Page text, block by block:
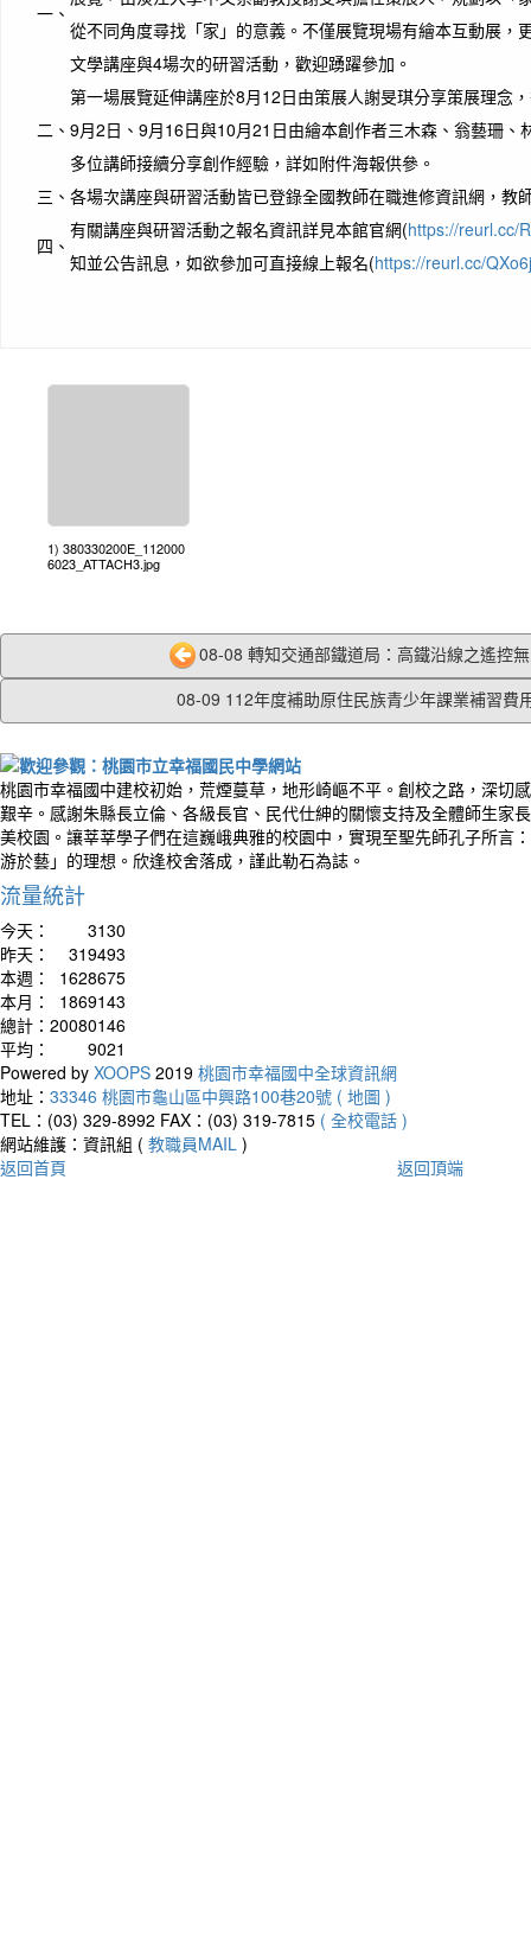
一、
從不同角度尋找「家」的意義。不僅展覽現場有繪本互動展，
文學講座與4場次的研習活動，歡迎踴躍參加。
二、
第一場展覽延伸講座於8月12日由策展人謝旻琪分享策展理念
9月2日、9月16日與10月21日由繪本創作者三木森、翁藝珊、
多位講師接續分享創作經驗，詳如附件海報供參。
三、 各場次講座與研習活動皆已登錄全國教師在職進修資訊網，教
四、
有關講座與研習活動之報名資訊詳見本館官網(https://reurl.cc/
知並公告訊息，如欲參加可直接線上報名(https://reurl.cc/
1) 380330200E_112000
6023_ATTACH3.jpg
08-08 轉知交通部鐵道局：高鐵沿線之遙控
08-09 112年度補助原住民族青少年課業補習費
桃園市幸福國中建校初始，荒煙蔓草，地形崎嶇不平。創校之路，深切
艱辛。感謝朱縣長立倫、各級長官、民代仕紳的關懷支持及全體師生家
美校園。讓莘莘學子們在這巍峨典雅的校園中，實現至聖先師孔子所言
游於藝」的理想。欣逢校舍落成，謹此勒石為誌。
流量統計
今天：
3130
昨天：
319493
本週：
1628675
本月：
1869143
總計： 20080146
平均：
9021
Powered by XOOPS 2019 桃園市幸福國中全球資訊網
地址： 33346 桃園市龜山區中興路100巷20號 ( 地圖 )
TEL：(03) 329-8992 FAX：(03) 319-7815 ( 全校電話 )
網站維護：資訊組 ( 教職員MAIL )
返回首頁
返回頂端